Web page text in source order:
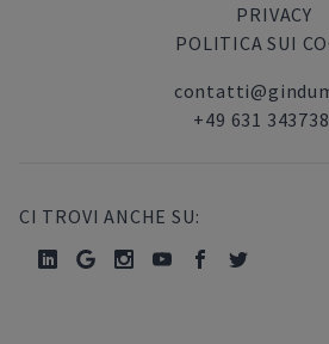
PRIVACY
POLITICA SUI
+49 631
CI TROVI ANCHE SU: